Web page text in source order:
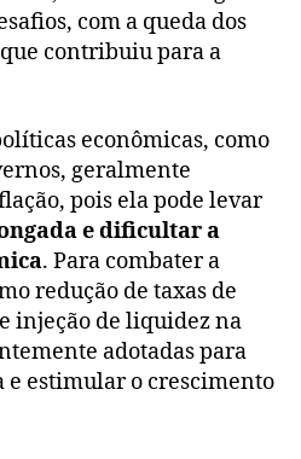
com a queda dos
contribuiu para a
econômicas, como
geralmente
pois ela pode levar
e dificultar a
. Para combater a
redução de taxas de
injeção de liquidez na
adotadas para
e estimular o crescimento